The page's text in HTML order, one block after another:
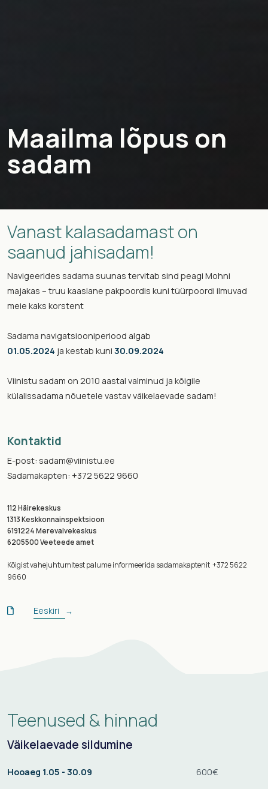
Maailma lõpus on
sadam
Vanast kalasadamast on
saanud jahisadam!
Navigeerides sadama suunas tervitab sind peagi Mohni
majakas – truu kaaslane pakpoordis kuni tüürpoordi ilmuvad
meie kaks korstent
Sadama navigatsiooniperiood algab
01.05.2024 ja kestab kuni 30.09.2024
Viinistu sadam on 2010 aastal valminud ja kõigile
külalissadama nõuetele vastav väikelaevade sadam!
Kontaktid
E-post: sadam@viinistu.ee
Sadamakapten: +372 5622 9660
112 Häirekeskus
1313 Keskkonnainspektsioon
6191224 Merevalvekeskus
6205500 Veeteede amet
Kõigist vahejuhtumitest palume informeerida sadamakaptenit +372 5622
9660
 Eeskiri →
Teenused & hinnad
Väikelaevade sildumine
Hooaeg 1.05 - 30.09 600€